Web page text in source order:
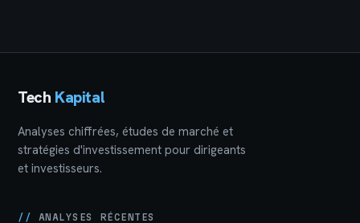
Tech Kapital
Analyses chiffrées, études de marché et
stratégies d'investissement pour dirigeants
et investisseurs.
// ANALYSES RÉCENTES